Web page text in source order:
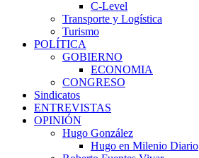
C-Level
Transporte y Logística
Turismo
POLÍTICA
GOBIERNO
ECONOMIA
CONGRESO
Sindicatos
ENTREVISTAS
OPINIÓN
Hugo González
Hugo en Milenio Diario